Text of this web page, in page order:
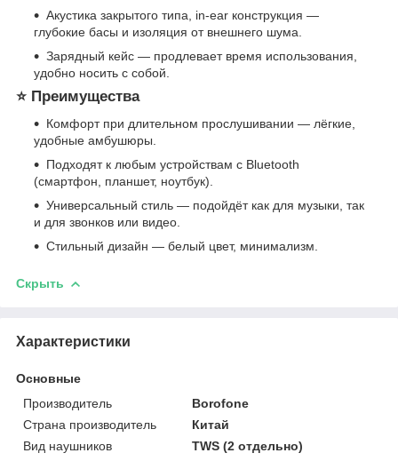
Акустика закрытого типа, in-ear конструкция —
глубокие басы и изоляция от внешнего шума.
Зарядный кейс — продлевает время использования,
удобно носить с собой.
⭐ Преимущества
Комфорт при длительном прослушивании — лёгкие,
удобные амбушюры.
Подходят к любым устройствам с Bluetooth
(смартфон, планшет, ноутбук).
Универсальный стиль — подойдёт как для музыки, так
и для звонков или видео.
Стильный дизайн — белый цвет, минимализм.
Скрыть
Характеристики
Основные
Производитель
Borofone
Страна производитель
Китай
Вид наушников
TWS (2 отдельно)